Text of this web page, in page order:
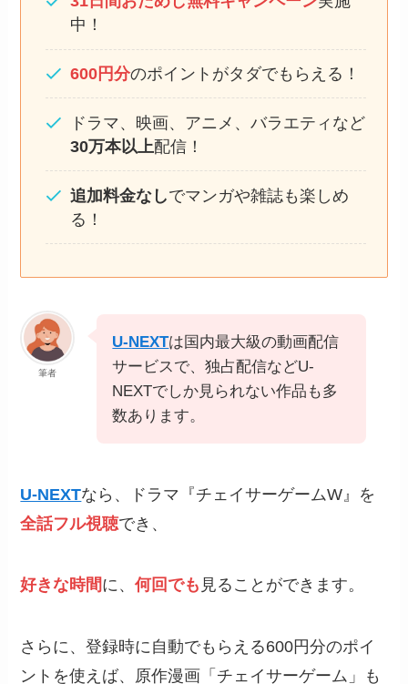
中！
600円分のポイントがタダでもらえる！
ドラマ、映画、アニメ、バラエティなど
30万本以上配信！
追加料金なしでマンガや雑誌も楽しめ
る！
筆者
U-NEXTは国内最大級の動画配信
サービスで、独占配信などU-
NEXTでしか見られない作品も多
数あります。
U-NEXTなら、ドラマ『チェイサーゲームW』を
全話フル視聴でき、
好きな時間に、何回でも 見ることができます。
さらに、登録時に自動でもらえる600円分のポイ
ントを使えば、原作漫画「チェイサーゲーム」も